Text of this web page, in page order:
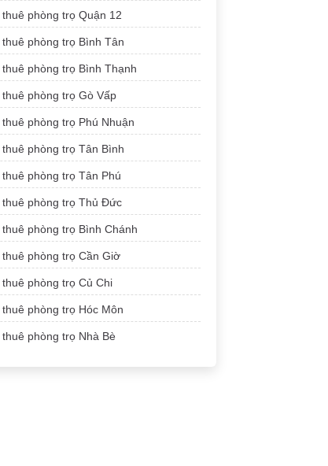
thuê phòng trọ Quận 12
thuê phòng trọ Bình Tân
thuê phòng trọ Bình Thạnh
thuê phòng trọ Gò Vấp
thuê phòng trọ Phú Nhuận
thuê phòng trọ Tân Bình
thuê phòng trọ Tân Phú
thuê phòng trọ Thủ Đức
thuê phòng trọ Bình Chánh
thuê phòng trọ Cần Giờ
thuê phòng trọ Củ Chi
thuê phòng trọ Hóc Môn
thuê phòng trọ Nhà Bè